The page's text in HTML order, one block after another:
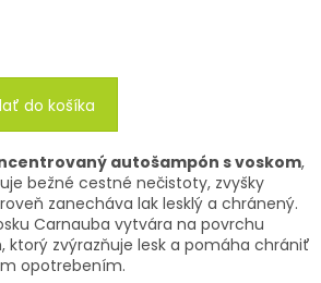
do košíka
autošampón s voskom,
bežné cestné nečistoty, zvyšky
zanecháva lak lesklý a chránený.
Carnauba vytvára na povrchu
ktorý zvýrazňuje lesk a pomáha chrániť
opotrebením.